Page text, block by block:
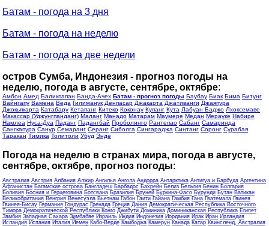
Батам - погода на 3 дня
Батам - погода на неделю
Батам - погода на две недели
остров Сумба, Индонезия - прогноз погоды на
неделю, погода в августе, сентябре, октябре:
Амбон Амед Баликпапан Банда-Ачех Батам - прогноз погоды Баубау Биак Бима Битунг
Вайнгапу Вамена Веда Гилиманук Денпасар Джакарта Джативанги Джаяпура
Джокьякарта Катабару Кетапанг Китеко Коконау Купанг Кута Лабуан Баджо Лхоксемаве
Макассар (Уджунгпанданг) Маланг Манадо Матарам Маумере Медан Мерауке Набире
Намлеа Нуса-Дуа Паданг Падангбай Проболинго Рантепао Сабанг Самаринда
Сангкапура Санур Семаранг Серанг Сиболга Сингараджа Синтанг Соронг Сурабая
Таракан Тимика Толитоли Убуд Энде
Погода на неделю в странах мира, погода в августе,
сентябре, октябре, прогноз погоды:
Австралия Австрия Албания Алжир Ангилья Ангола Андорра Антарктика Антигуа и Барбуда Аргентина
Афганистан Багамские острова Бангладеш Барбадос Бахрейн Белиз Бельгия Бенин Болгария
Боливия Босния и Герцеговина Ботсвана Бразилия Бруней Буркина-Фасо Бурунди Бутан Ватикан
Великобритания Венгрия Венесуэла Вьетнам Габон Гаити Гайана Гамбия Гана Гватемала Гвинея
Гвинея-Бисау Германия Гондурас Гренада Греция Дания Демократическая Республика Восточного
Тимора Демократической Республики Конго Джибути Доминика Доминиканская Республика Египет
Замбия Западная Сахара Зимбабве Израиль Индия Индонезия Иордания Ирак Иран Ирландия
Исландия Испания Италия Йемен Кабо-Верде Камбоджа Камерун Канада Катар Квинсленд, Австралия